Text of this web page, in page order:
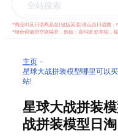
全站搜索
*商品ID及日语商品名(包括英语)请点击日语搜；
*组合词请用空格隔开，例如：喜玛诺 纺车轮，
主页
星球大战拼装模型哪里可以
站!
星球大战拼装
战拼装模型日